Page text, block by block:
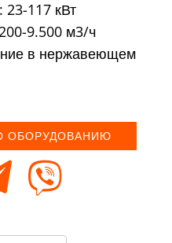
23-117 кВт
9.500 м3/ч
в нержавеющем
ОБОРУДОВАНИЮ